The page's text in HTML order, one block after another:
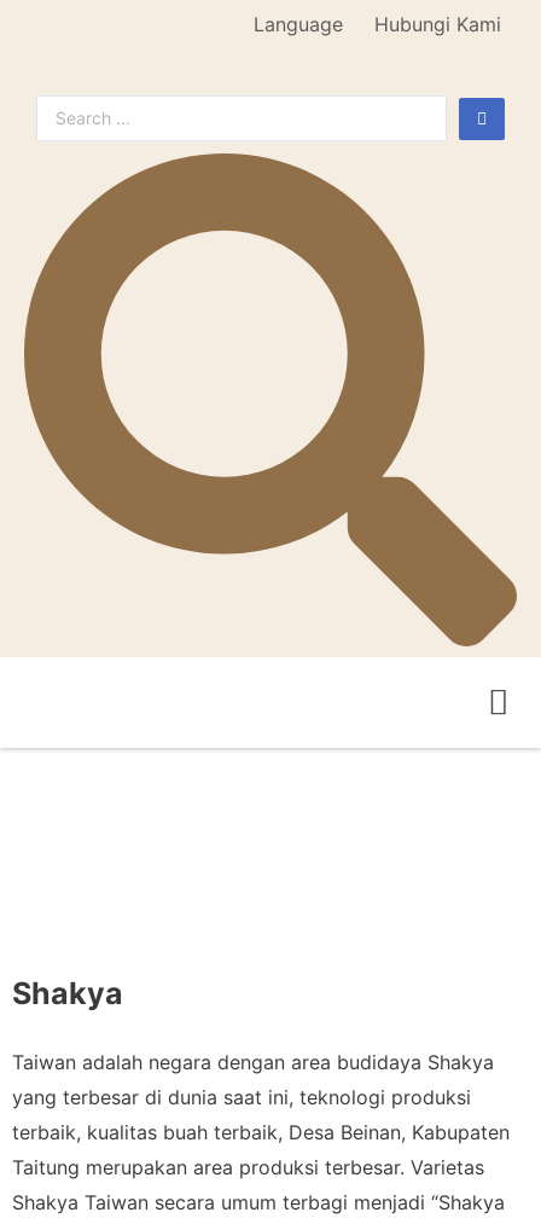
Language Hubungi Kami
Shakya
Taiwan adalah negara dengan area budidaya Shakya
yang terbesar di dunia saat ini, teknologi produksi
terbaik, kualitas buah terbaik, Desa Beinan, Kabupaten
Taitung merupakan area produksi terbesar. Varietas
Shakya Taiwan secara umum terbagi menjadi “Shakya